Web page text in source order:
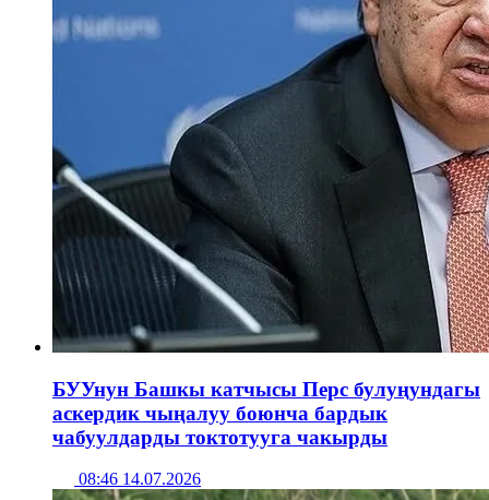
БУУнун Башкы катчысы Перс булуңундагы
аскердик чыңалуу боюнча бардык
чабуулдарды токтотууга чакырды
08:46 14.07.2026